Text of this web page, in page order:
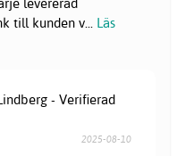
till kunden v... Läs
- Verifierad
2025-08-10